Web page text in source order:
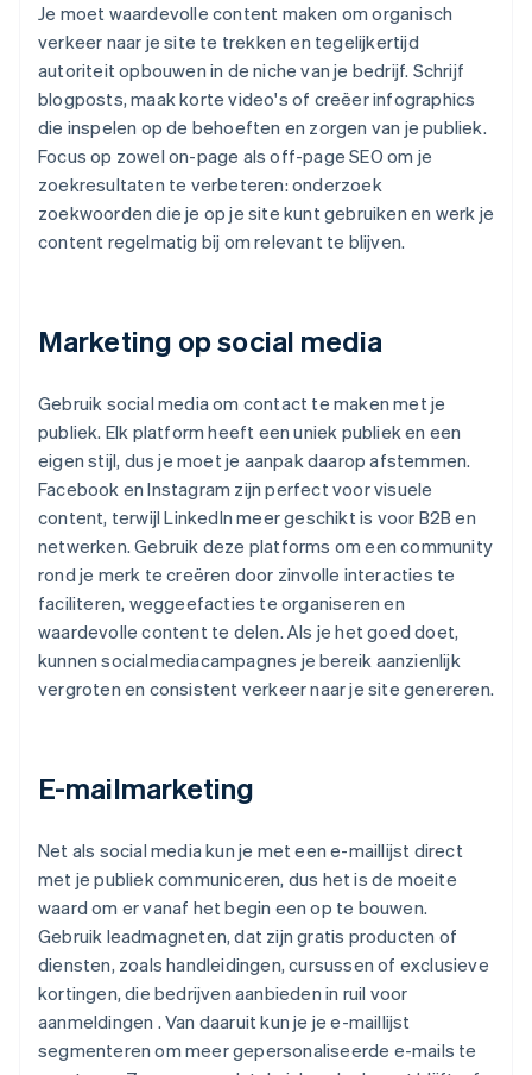
Je moet waardevolle content maken om organisch
verkeer naar je site te trekken en tegelijkertijd
autoriteit opbouwen in de niche van je bedrijf. Schrijf
blogposts, maak korte video's of creëer infographics
die inspelen op de behoeften en zorgen van je publiek.
Focus op zowel on-page als off-page SEO om je
zoekresultaten te verbeteren: onderzoek
zoekwoorden die je op je site kunt gebruiken en werk je
content regelmatig bij om relevant te blijven.
Marketing op social media
Gebruik social media om contact te maken met je
publiek. Elk platform heeft een uniek publiek en een
eigen stijl, dus je moet je aanpak daarop afstemmen.
Facebook en Instagram zijn perfect voor visuele
content, terwijl LinkedIn meer geschikt is voor B2B en
netwerken. Gebruik deze platforms om een community
rond je merk te creëren door zinvolle interacties te
faciliteren, weggeefacties te organiseren en
waardevolle content te delen. Als je het goed doet,
kunnen socialmediacampagnes je bereik aanzienlijk
vergroten en consistent verkeer naar je site genereren.
E-mailmarketing
Net als social media kun je met een e-maillijst direct
met je publiek communiceren, dus het is de moeite
waard om er vanaf het begin een op te bouwen.
Gebruik leadmagneten, dat zijn gratis producten of
diensten, zoals handleidingen, cursussen of exclusieve
kortingen, die bedrijven aanbieden in ruil voor
aanmeldingen . Van daaruit kun je je e-maillijst
segmenteren om meer gepersonaliseerde e-mails te